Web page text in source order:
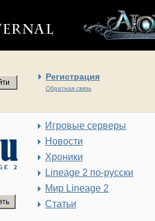
Регистрация
Обратная связь
Игровые серверы
Новости
Хроники
Lineage 2 по-русски
Мир Lineage 2
Статьи